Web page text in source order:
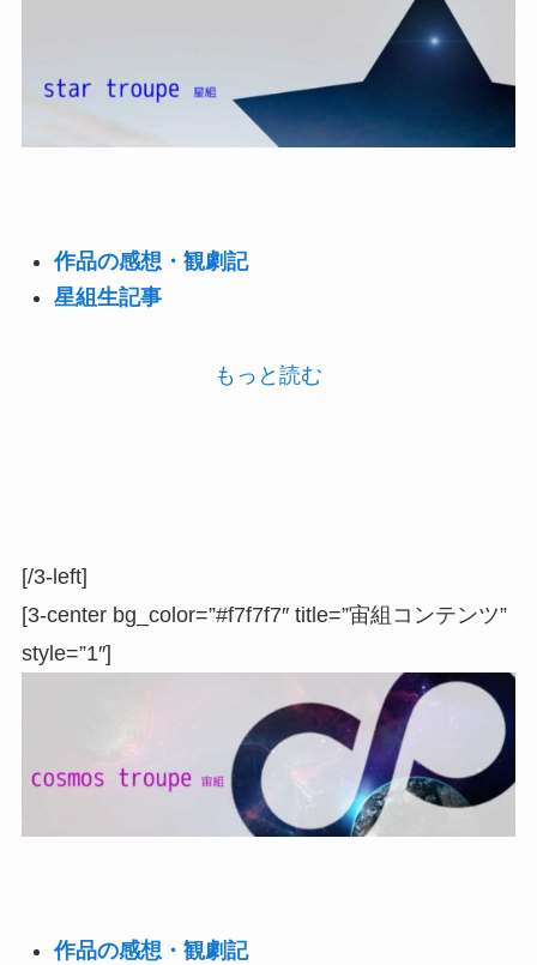
作品の感想・観劇記
星組生記事
もっと読む
[/3-left]
[3-center bg_color=”#f7f7f7″ title=”宙組コンテンツ”
style=”1″]
作品の感想・観劇記